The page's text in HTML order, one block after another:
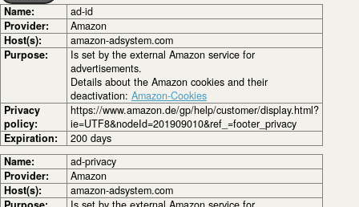
Name:
ad-id
Provider:
Amazon
Host(s):
amazon-adsystem.com
Purpose:
Is set by the external Amazon service for
advertisements.
Details about the Amazon cookies and their
deactivation: Amazon-Cookies
Privacy
policy:
https://www.amazon.de/gp/help/customer/display.html?
ie=UTF8&nodeId=201909010&ref_=footer_privacy
Expiration:
200 days
Name:
ad-privacy
Provider:
Amazon
Host(s):
amazon-adsystem.com